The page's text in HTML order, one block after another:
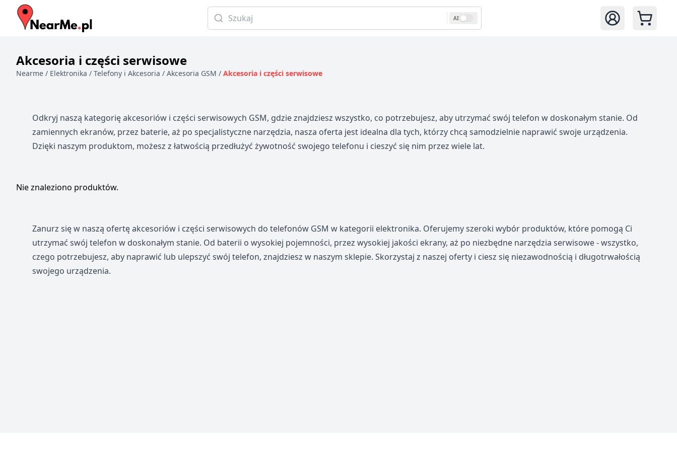
Szukaj
AI Zaloguj się
Akcesoria i części serwisowe
Nearme / Elektronika / Telefony i Akcesoria / Akcesoria GSM / Akcesoria i części serwisowe
Odkryj naszą kategorię akcesoriów i części serwisowych GSM, gdzie znajdziesz wszystko, co potrzebujesz, aby utrzymać swój telefon w doskonałym stanie. Od
zamiennych ekranów, przez baterie, aż po specjalistyczne narzędzia, nasza oferta jest idealna dla tych, którzy chcą samodzielnie naprawić swoje urządzenia.
Dzięki naszym produktom, możesz z łatwością przedłużyć żywotność swojego telefonu i cieszyć się nim przez wiele lat.
Produkty
Nie znaleziono produktów.
Zanurz się w naszą ofertę akcesoriów i części serwisowych do telefonów GSM w kategorii elektronika. Oferujemy szeroki wybór produktów, które pomogą Ci
utrzymać swój telefon w doskonałym stanie. Od baterii o wysokiej pojemności, przez wysokiej jakości ekrany, aż po niezbędne narzędzia serwisowe - wszystko,
czego potrzebujesz, aby naprawić lub ulepszyć swój telefon, znajdziesz w naszym sklepie. Skorzystaj z naszej oferty i ciesz się niezawodnością i długotrwałością
swojego urządzenia.